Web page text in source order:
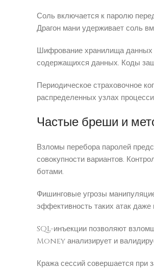
Соль включается к паролю
Драгон мани удерживает соль
Шифрование хранилища данных
содержащихся данных. Коды
Периодическое страховочное
распределенных узлах
Частые бреши и
Взломы перебора паролей
совокупности вариантов.
ботами.
Фишинговые угрозы
эффективность таких атак
SQL-инъекции позволяют
Money анализирует и
Кража сессий совершается при